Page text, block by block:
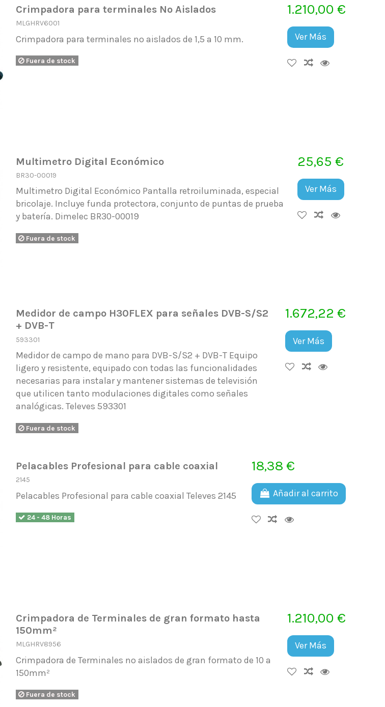
Crimpadora para terminales No Aislados
MLGHRV6001
Crimpadora para terminales no aislados de 1,5 a 10 mm.
Fuera de stock
1.210,00 €
Ver Más
Multimetro Digital Económico
BR30-00019
Multimetro Digital Económico Pantalla retroiluminada, especial
bricolaje. Incluye funda protectora, conjunto de puntas de prueba
y batería. Dimelec BR30-00019
Fuera de stock
25,65 €
Ver Más
Medidor de campo H30FLEX para señales DVB-S/S2
+ DVB-T
593301
Medidor de campo de mano para DVB-S/S2 + DVB-T Equipo
ligero y resistente, equipado con todas las funcionalidades
necesarias para instalar y mantener sistemas de televisión
que utilicen tanto modulaciones digitales como señales
analógicas. Televes 593301
Fuera de stock
1.672,22 €
Ver Más
Pelacables Profesional para cable coaxial
2145
Pelacables Profesional para cable coaxial Televes 2145
24 - 48 Horas
18,38 €
Añadir al carrito
Crimpadora de Terminales de gran formato hasta
150mm²
MLGHRV8956
Crimpadora de Terminales no aislados de gran formato de 10 a
150mm²
Fuera de stock
1.210,00 €
Ver Más